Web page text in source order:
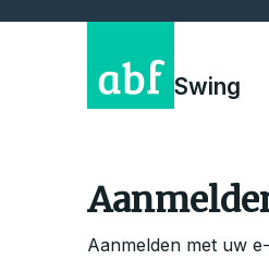
Swing
Aanmelden met uw